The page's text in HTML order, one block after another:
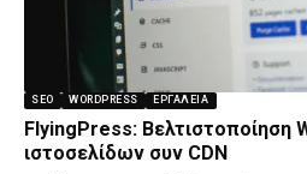
SEO WORDPRESS ΕΡΓΑΛΕΊΑ
FlyingPress: Βελτιστοποίηση
ιστοσελίδων συν CDN